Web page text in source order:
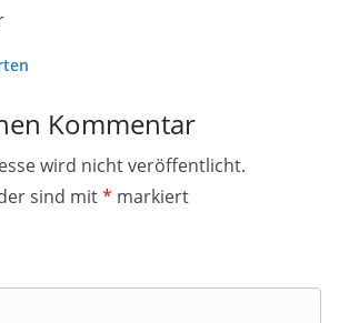
Kommentar
wird nicht veröffentlicht.
sind mit* markiert